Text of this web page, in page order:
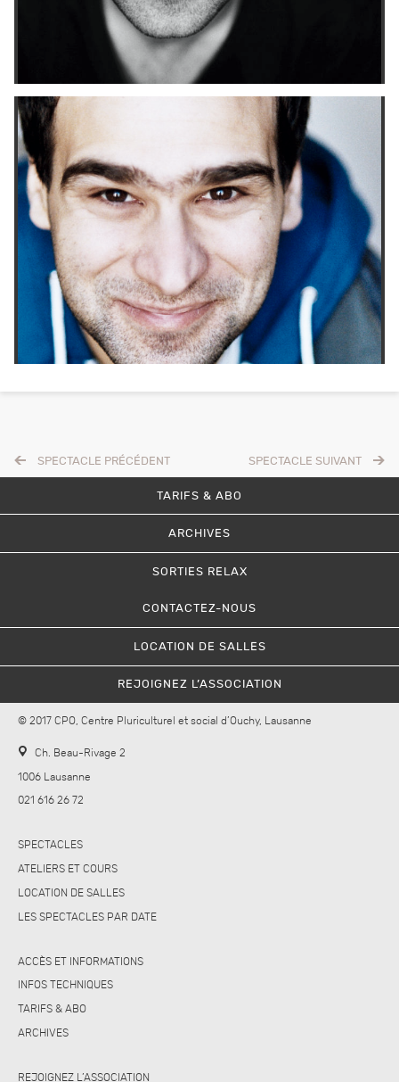
SPECTACLE SUIVANT
SPECTACLE PRÉCÉDENT
TARIFS & ABO
ARCHIVES
SORTIES RELAX
CONTACTEZ-NOUS
LOCATION DE SALLES
REJOIGNEZ L’ASSOCIATION
© 2017 CPO, Centre Pluriculturel et social d’Ouchy, Lausanne
Ch. Beau-Rivage 2
1006 Lausanne
021 616 26 72
SPECTACLES
ATELIERS ET COURS
LOCATION DE SALLES
LES SPECTACLES PAR DATE
ACCÈS ET INFORMATIONS
INFOS TECHNIQUES
TARIFS & ABO
ARCHIVES
REJOIGNEZ L’ASSOCIATION